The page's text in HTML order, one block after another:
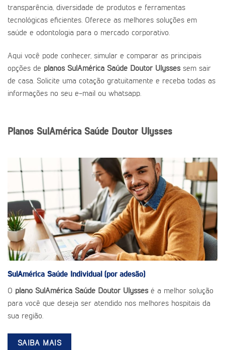
transparência, diversidade de produtos e ferramentas
tecnológicas eficientes. Oferece as melhores soluções em
saúde e odontologia para o mercado corporativo.
Aqui você pode conhecer, simular e comparar as principais
opções de planos SulAmérica Saúde Doutor Ulysses sem sair
de casa. Solicite uma cotação gratuitamente e receba todas as
informações no seu e-mail ou whatsapp.
Planos SulAmérica Saúde Doutor Ulysses
SulAmérica Saúde Individual (por adesão)
O plano SulAmérica Saúde Doutor Ulyssesé a melhor solução
para você que deseja ser atendido nos melhores hospitais da
sua região.
SAIBA MAIS